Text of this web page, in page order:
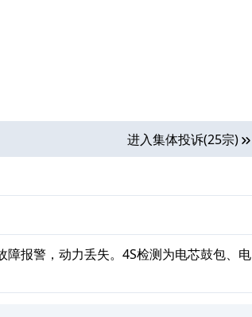
进入集体投诉(25宗)
报警，动力丢失。4S检测为电芯鼓包、电